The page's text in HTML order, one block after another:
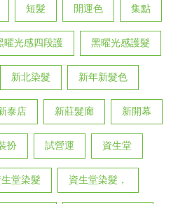
短髮 開運色 集點
曜光感四段護 黑曜光感護髮
新北染髮 新年新髮色
泰店 新莊髮廊 新開幕
扮 試營運 資生堂
生堂染髮 資生堂染髮，